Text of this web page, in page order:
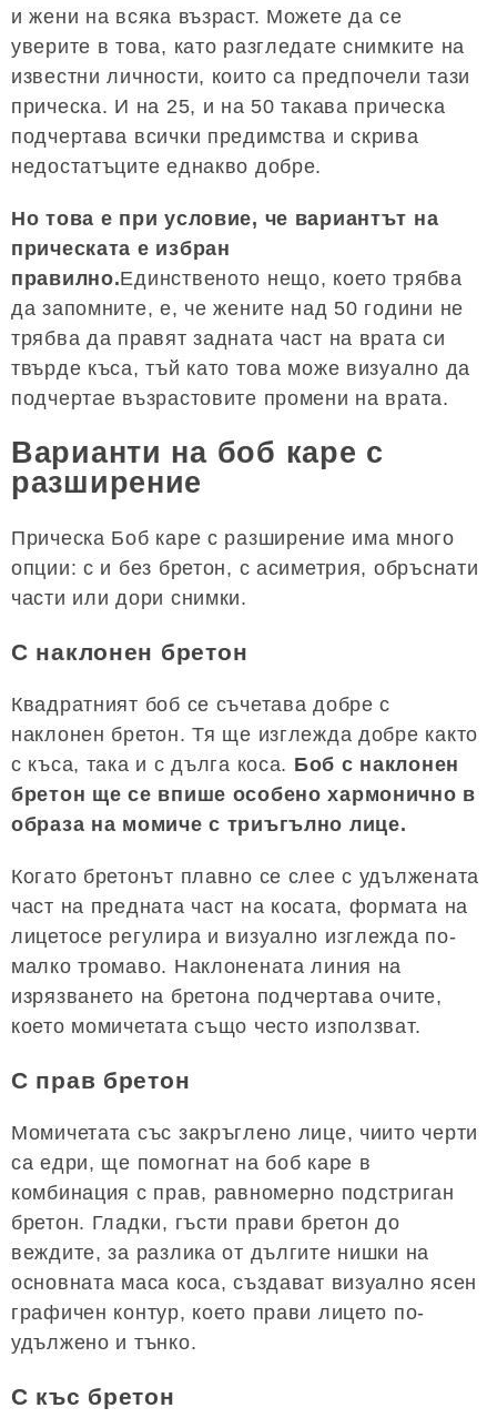
и жени на всяка възраст. Можете да се
уверите в това, като разгледате снимките на
известни личности, които са предпочели тази
прическа. И на 25, и на 50 такава прическа
подчертава всички предимства и скрива
недостатъците еднакво добре.
Но това е при условие, че вариантът на
прическата е избран
правилно.Единственото нещо, което трябва
да запомните, е, че жените над 50 години не
трябва да правят задната част на врата си
твърде къса, тъй като това може визуално да
подчертае възрастовите промени на врата.
Варианти на боб каре с
разширение
Прическа Боб каре с разширение има много
опции: с и без бретон, с асиметрия, обръснати
части или дори снимки.
С наклонен бретон
Квадратният боб се съчетава добре с
наклонен бретон. Тя ще изглежда добре както
с къса, така и с дълга коса. Боб с наклонен
бретон ще се впише особено хармонично в
образа на момиче с триъгълно лице.
Когато бретонът плавно се слее с удължената
част на предната част на косата, формата на
лицетосе регулира и визуално изглежда по-
малко тромаво. Наклонената линия на
изрязването на бретона подчертава очите,
което момичетата също често използват.
С прав бретон
Момичетата със закръглено лице, чиито черти
са едри, ще помогнат на боб каре в
комбинация с прав, равномерно подстриган
бретон. Гладки, гъсти прави бретон до
веждите, за разлика от дългите нишки на
основната маса коса, създават визуално ясен
графичен контур, което прави лицето по-
удължено и тънко.
С къс бретон